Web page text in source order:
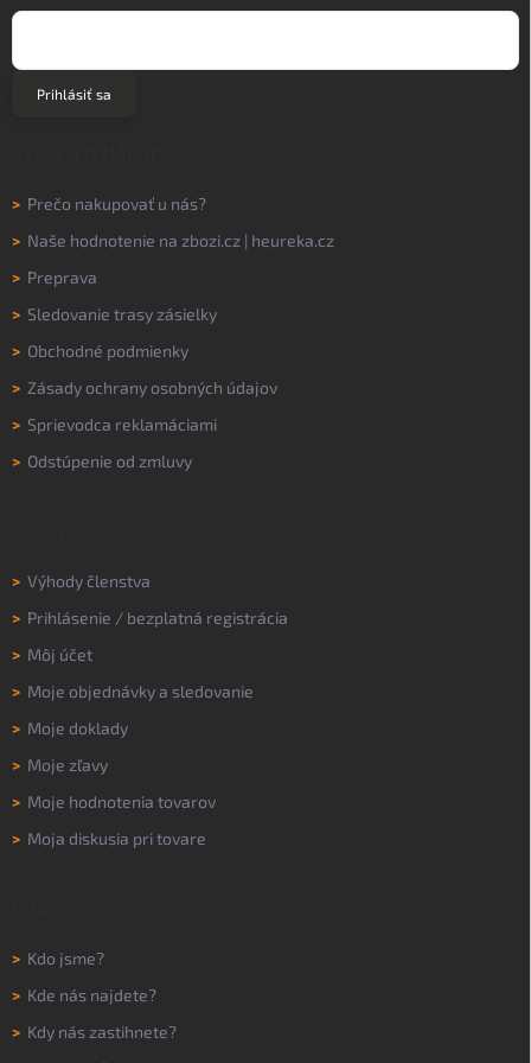
Prihlásiť sa
> Prečo nakupovať u nás?
> Naše hodnotenie na zbozi.cz heureka.cz
> Preprava
> Sledovanie trasy zásielky
> Obchodné podmienky
> Zásady ochrany osobných údajov
> Sprievodca reklamáciami
> Odstúpenie od zmluvy
> Výhody členstva
> Prihlásenie / bezplatná registrácia
> Môj účet
> Moje objednávky a sledovanie
> Moje doklady
> Moje zľavy
> Moje hodnotenia tovarov
> Moja diskusia pri tovare
> Kdo jsme?
> Kde nás najdete?
> Kdy nás zastihnete?